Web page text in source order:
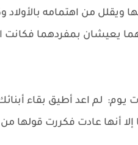
ويقلل من اهتمامه
يعيشان بمفردهما فكانت
يـوم: لم اعد أطيق بقاء
أنها عادت فكررت قولها